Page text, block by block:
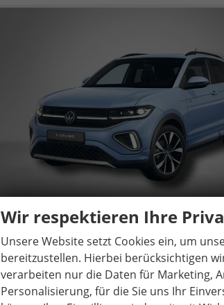
Volkswagen T-Cross
R-Line 1.5 TSI 7-Gang-DSG
unverbindliche Lieferzeit:18.09.2026 Neuwagen
Fahrzeugnr. 80815 GetriebeAutomatik
Wir respektieren Ihre
Unsere Website setzt Cookies ein, um
bereitzustellen. Hierbei berücksichtigen
verarbeiten nur die Daten für Marketing,
Personalisierung, für die Sie uns Ihr